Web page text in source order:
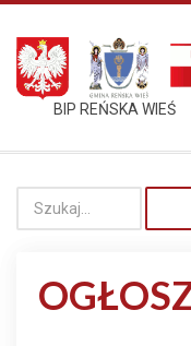
BIP REŃSKA WIEŚ